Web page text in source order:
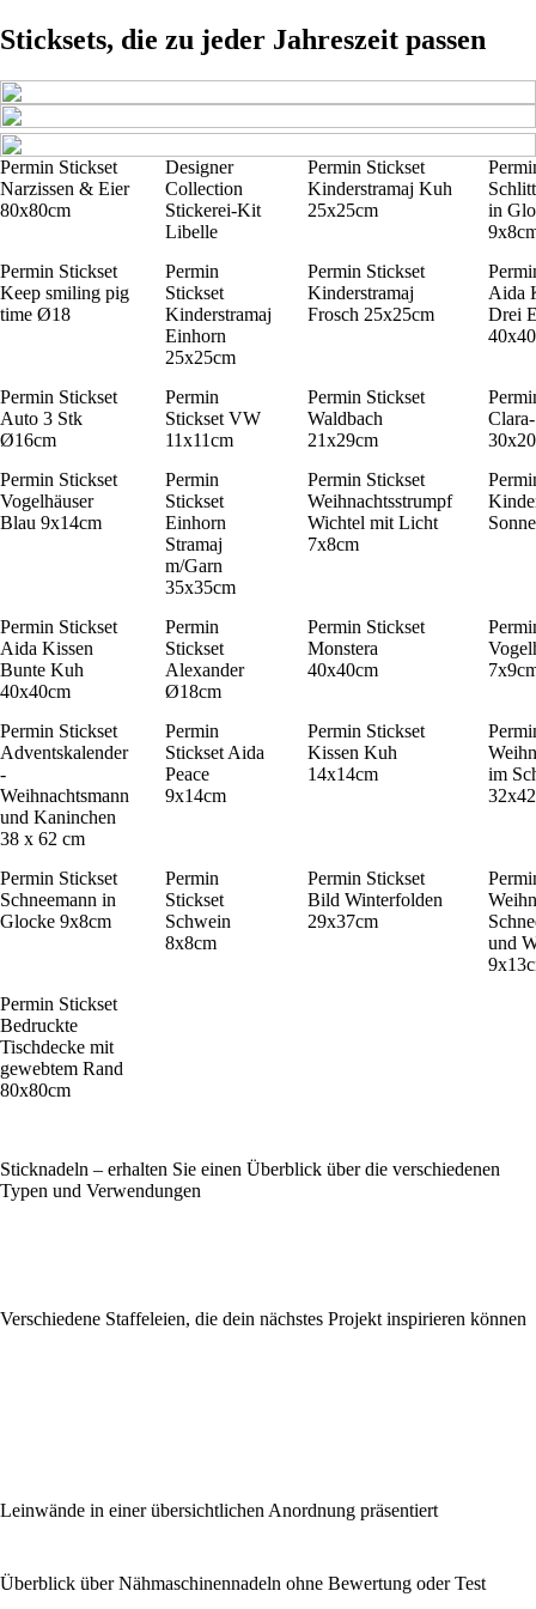
Sticksets, die zu jeder Jahreszeit passen
Permin Stickset
Narzissen & Eier
80x80cm
Designer
Collection
Stickerei-Kit
Libelle
Permin Stickset
Kinderstramaj Kuh
25x25cm
in
Permin Stickset
Keep smiling pig
time Ø18
Permin
Stickset
Kinderstramaj
Einhorn
25x25cm
Permin Stickset
Kinderstramaj
Frosch 25x25cm
Aida
Drei
Permin Stickset
Auto 3 Stk
Ø16cm
Permin
Stickset VW
11x11cm
Permin Stickset
Waldbach
21x29cm
Permin Stickset
Vogelhäuser
Blau 9x14cm
Permin
Stickset
Einhorn
Stramaj
m/Garn
35x35cm
Permin Stickset
Weihnachtsstrumpf
Wichtel mit Licht
7x8cm
Permin Stickset
Aida Kissen
Bunte Kuh
40x40cm
Permin
Stickset
Alexander
Ø18cm
Permin Stickset
Monstera
40x40cm
Permin Stickset
Adventskalender
-
Weihnachtsmann
und Kaninchen
38 x 62 cm
Permin
Stickset Aida
Peace
9x14cm
Permin Stickset
Kissen Kuh
14x14cm
im
Permin Stickset
Schneemann in
Glocke 9x8cm
Permin
Stickset
Schwein
8x8cm
Permin Stickset
Bild Winterfolden
29x37cm
und
Permin Stickset
Bedruckte
Tischdecke mit
gewebtem Rand
80x80cm
Sticknadeln – erhalten Sie einen Überblick über die verschiedenen
Typen und Verwendungen
Verschiedene Staffeleien, die dein nächstes Projekt inspirieren können
Leinwände in einer übersichtlichen Anordnung präsentiert
Überblick über Nähmaschinennadeln ohne Bewertung oder Test